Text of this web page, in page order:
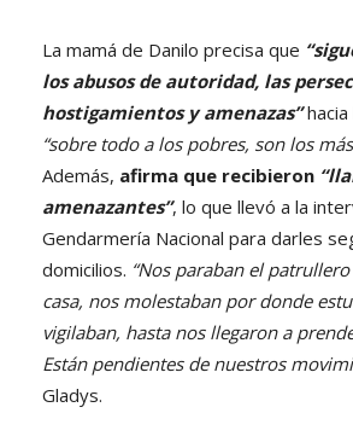
La mamá de Danilo precisa que
los abusos de autoridad, las
hostigamientos y amenazas”
“sobre todo a los pobres, son los
Además, afirma que recibieron
amenazantes”, lo que llevó a la
Gendarmería Nacional para darles
domicilios. “Nos paraban el
casa, nos molestaban por donde
vigilaban, hasta nos llegaron a
Están pendientes de nuestros
Gladys.